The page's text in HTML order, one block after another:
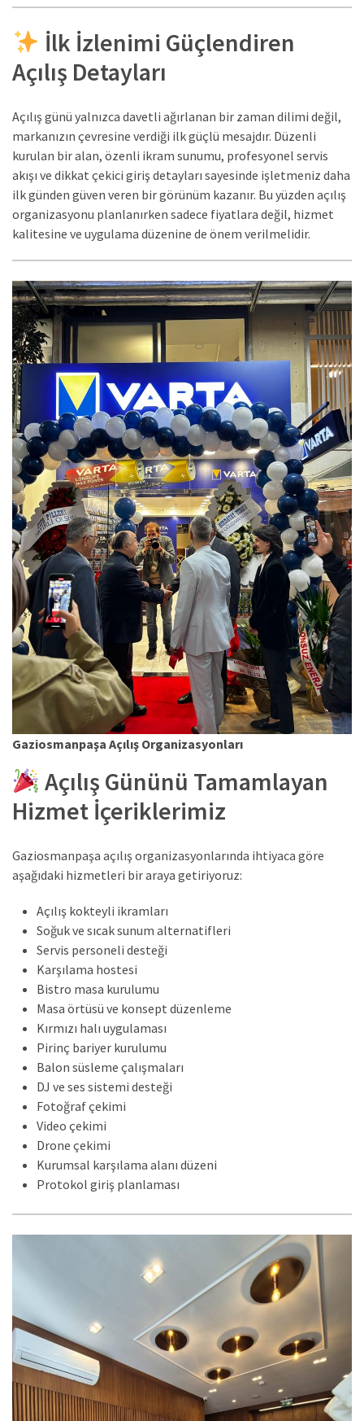
İlk İzlenimi Güçlendiren
Açılış Detayları
Açılış günü yalnızca davetli ağırlanan bir zaman dilimi değil,
markanızın çevresine verdiği ilk güçlü mesajdır. Düzenli
kurulan bir alan, özenli ikram sunumu, profesyonel servis
akışı ve dikkat çekici giriş detayları sayesinde işletmeniz daha
ilk günden güven veren bir görünüm kazanır. Bu yüzden açılış
organizasyonu planlanırken sadece fiyatlara değil, hizmet
kalitesine ve uygulama düzenine de önem verilmelidir.
Gaziosmanpaşa Açılış Organizasyonları
Açılış Gününü Tamamlayan
Hizmet İçeriklerimiz
Gaziosmanpaşa açılış organizasyonlarında ihtiyaca göre
aşağıdaki hizmetleri bir araya getiriyoruz:
Açılış kokteyli ikramları
Soğuk ve sıcak sunum alternatifleri
Servis personeli desteği
Karşılama hostesi
Bistro masa kurulumu
Masa örtüsü ve konsept düzenleme
Kırmızı halı uygulaması
Pirinç bariyer kurulumu
Balon süsleme çalışmaları
DJ ve ses sistemi desteği
Fotoğraf çekimi
Video çekimi
Drone çekimi
Kurumsal karşılama alanı düzeni
Protokol giriş planlaması